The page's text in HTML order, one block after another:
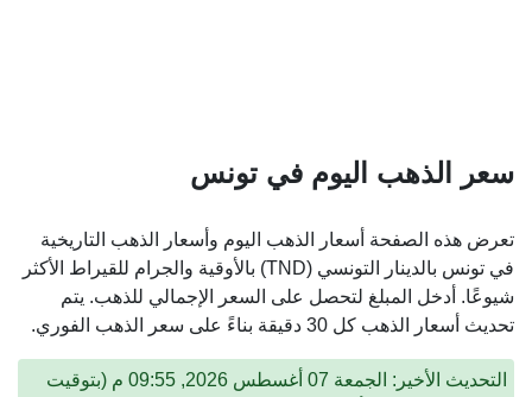
سعر الذهب اليوم في تونس
تعرض هذه الصفحة أسعار الذهب اليوم وأسعار الذهب التاريخية
في تونس بالدينار التونسي (TND) بالأوقية والجرام للقيراط الأكثر
شيوعًا. أدخل المبلغ لتحصل على السعر الإجمالي للذهب. يتم
تحديث أسعار الذهب كل 30 دقيقة بناءً على سعر الذهب الفوري.
التحديث الأخير: الجمعة 07 أغسطس 2026, 09:55 م (بتوقيت